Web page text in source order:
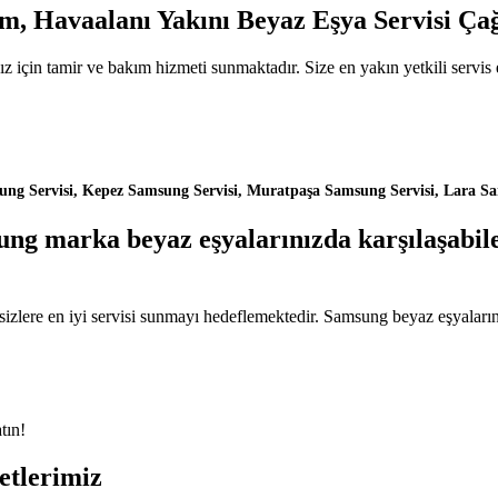
Havaalanı Yakını Beyaz Eşya Servisi
için tamir ve bakım hizmeti sunmaktadır. Size en yakın yetkili
Servisi, Kepez Samsung Servisi, Muratpaşa Samsung Servisi, Lara
marka beyaz eşyalarınızda
en iyi servisi sunmayı hedeflemektedir. Samsung beyaz